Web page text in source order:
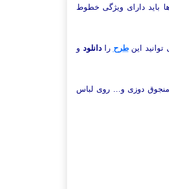
باید دارای ویژگی خطوط
توانید اینطرح رادانلود و
منجوق دوزی و… روی لباس